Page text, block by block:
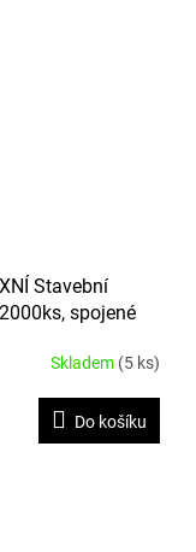
Stavební
spojené
Skladem (5 ks)
Do košíku